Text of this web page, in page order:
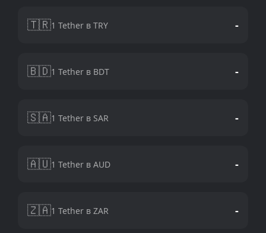
🇹🇷1 Tether в TRY -
🇧🇩1 Tether в BDT -
🇸🇦1 Tether в SAR -
🇦🇺1 Tether в AUD -
🇿🇦1 Tether в ZAR -